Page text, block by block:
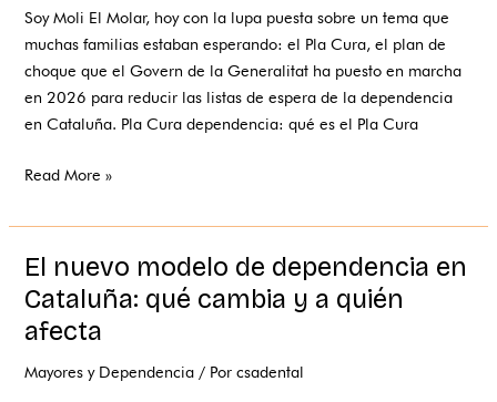
Soy Moli El Molar, hoy con la lupa puesta sobre un tema que
muchas familias estaban esperando: el Pla Cura, el plan de
choque que el Govern de la Generalitat ha puesto en marcha
en 2026 para reducir las listas de espera de la dependencia
en Cataluña. Pla Cura dependencia: qué es el Pla Cura
para
acelerar
las
ayudas
a
dependencia
Read More »
El nuevo modelo de dependencia en
Cataluña: qué cambia y a quién
afecta
Mayores y Dependencia / Porcsadental
El
nuevo
de
dependencia